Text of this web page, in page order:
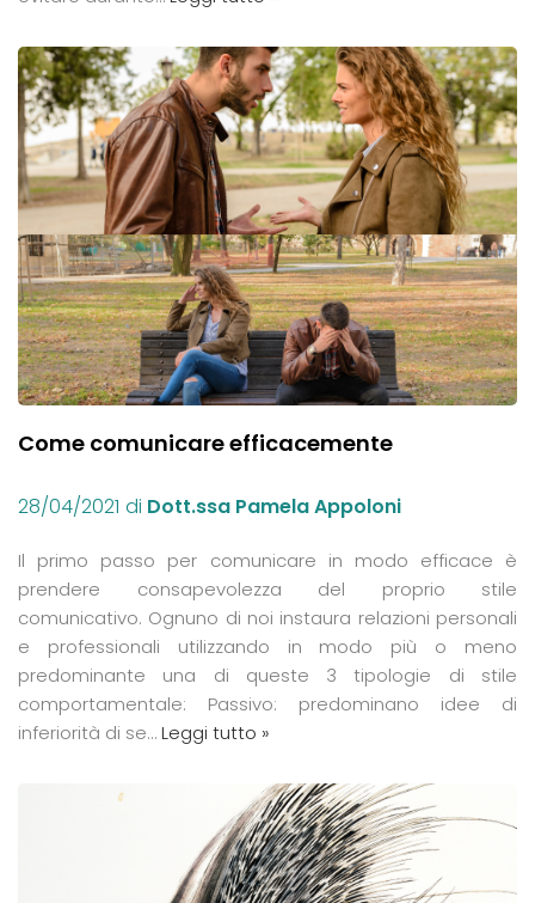
Come comunicare efficacemente
28/04/2021 di Dott.ssa Pamela Appoloni
Il primo passo per comunicare in modo efficace è
prendere consapevolezza del proprio stile
comunicativo. Ognuno di noi instaura relazioni personali
e professionali utilizzando in modo più o meno
predominante una di queste 3 tipologie di stile
comportamentale: Passivo: predominano idee di
inferiorità di se…Leggi tutto »